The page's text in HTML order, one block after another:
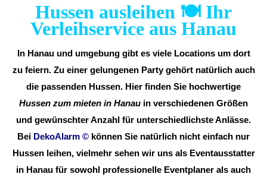
Hussen ausleihen 🍽️ Ihr
Verleihservice aus Hanau
In Hanau und umgebung gibt es viele Locations um dort
zu feiern. Zu einer gelungenen Party gehört natürlich auch
die passenden Hussen. Hier finden Sie hochwertige
Hussen zum mieten in Hanau in verschiedenen Größen
und gewünschter Anzahl für unterschiedlichste Anlässe.
Bei DekoAlarm © können Sie natürlich nicht einfach nur
Hussen leihen, vielmehr sehen wir uns als Eventausstatter
in Hanau für sowohl professionelle Eventplaner als auch